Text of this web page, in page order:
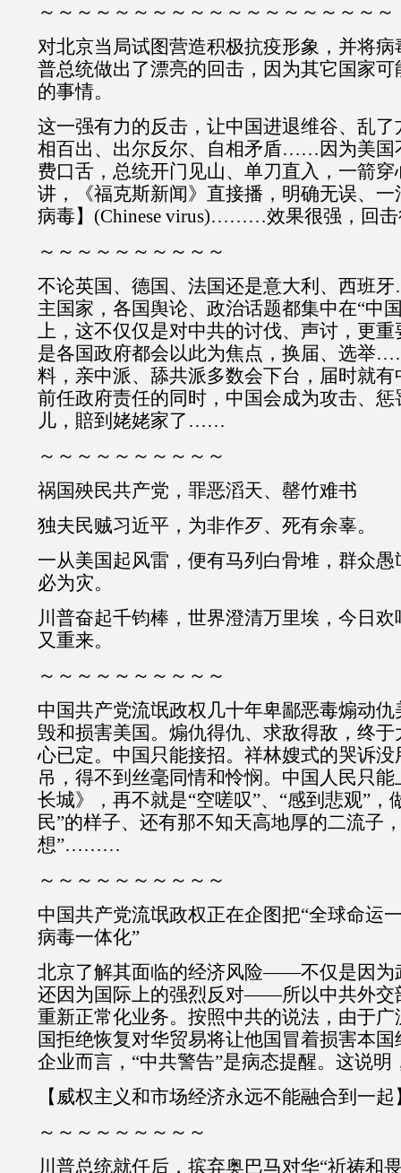
～～～～～～～～～～～～～～～～～～～
对北京当局试图营造积极抗疫形象，并将
普总统做出了漂亮的回击，因为其它国家
的事情。
这一强有力的反击，让中国进退维谷、乱
相百出、出尔反尔、自相矛盾……因为美国
费口舌，总统开门见山、单刀直入，一箭
讲，《福克斯新闻》直接播，明确无误、
病毒】(Chinese virus)………效果很强，回击
～～～～～～～～～～
不论英国、德国、法国还是意大利、西班
主国家，各国舆论、政治话题都集中在“中
上，这不仅仅是对中共的讨伐、声讨，更
是各国政府都会以此为焦点，换届、选举
料，亲中派、舔共派多数会下台，届时就
前任政府责任的同时，中国会成为攻击、
儿，賠到姥姥家了……
～～～～～～～～～～
祸国殃民共产党，罪恶滔天、罄竹难书
独夫民贼习近平，为非作歹、死有余辜。
一从美国起风雷，便有马列白骨堆，群众
必为灾。
川普奋起千钧棒，世界澄清万里埃，今日
又重来。
～～～～～～～～～～
中国共产党流氓政权几十年卑鄙恶毒煽动
毁和损害美国。煽仇得仇、求敌得敌，终
心已定。中国只能接招。祥林嫂式的哭诉
吊，得不到丝毫同情和怜悯。中国人民只
长城》，再不就是“空嗟叹”、“感到悲观”，
民”的样子、还有那不知天高地厚的二流子
想”………
～～～～～～～～～～
中国共产党流氓政权正在企图把“全球命运
病毒一体化”
北京了解其面临的经济风险——不仅是因为
还因为国际上的强烈反对——所以中共外交
重新正常化业务。按照中共的说法，由于
国拒绝恢复对华贸易将让他国冒着损害本
企业而言，“中共警告”是病态提醒。这说明
【威权主义和市场经济永远不能融合到一起
～～～～～～～～～
川普总统就任后，摈弃奥巴马对华“祈祷和